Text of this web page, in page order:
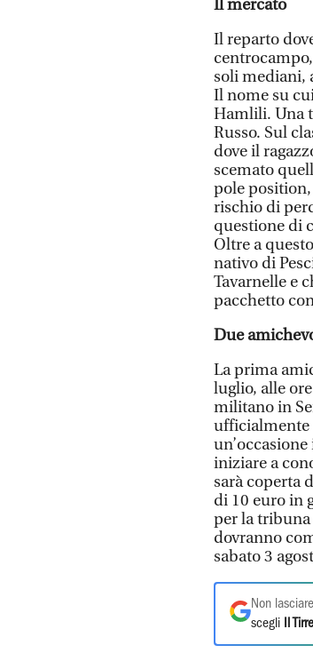
Il mercato
Il reparto
soli mediani,
Il nome su
Hamlili. Una
Russo. Sul
dove il
scemato
pole
rischio di
questione di
Oltre a
nativo di
Tavarnelle e
pacchetto
Due
La prima
luglio, alle
militano in
ufficialmente
iniziare a
sarà coperta
di 10 euro in
per la tribuna
dovranno
sabato 3
Non
scegli
Il